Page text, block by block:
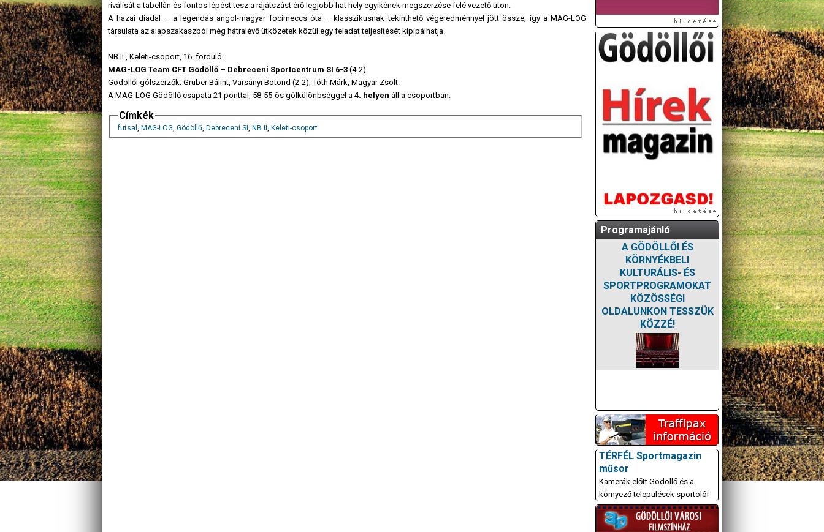
riválisát a tabellán és fontos lépést tesz a rájátszást érő legjobb hat hely egyikének megszerzése felé vezető úton.
A hazai diadal – a legendás angol-magyar focimeccs óta – klasszikusnak tekinthető végeredménnyel jött össze, így a MAG-LOG
társulata az alapszakaszból még hátralévő ütközetek közül egy feladat teljesítését kipipálhatja.
NB II., Keleti-csoport, 16. forduló:
MAG-LOG Team CFT Gödöllő – Debreceni Sportcentrum SI 6-3 (4-2)
Gödöllői gólszerzők: Gruber Bálint, Varsányi Botond (2-2), Tóth Márk, Magyar Zsolt.
A MAG-LOG Gödöllő csapata 21 ponttal, 58-55-ös gólkülönbséggel a 4. helyen áll a csoportban.
Címkék
futsal , MAG-LOG, Gödöllő, Debreceni SI , NB II , Keleti-csoport
Programajánló
A GÖDÖLLŐI ÉS
KÖRNYÉKBELI
KULTURÁLIS- ÉS
SPORTPROGRAMOKAT
KÖZÖSSÉGI
OLDALUNKON TESSZÜK
KÖZZÉ!
TÉRFÉL Sportmagazin
műsor
Kamerák előtt Gödöllő és a
környező települések sportolói